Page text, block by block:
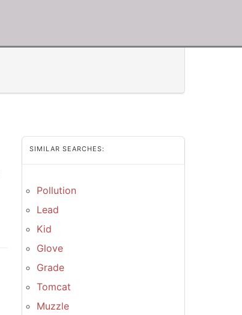
SIMILAR SEARCHES:
Pollution
Lead
Kid
Glove
Grade
Tomcat
Muzzle